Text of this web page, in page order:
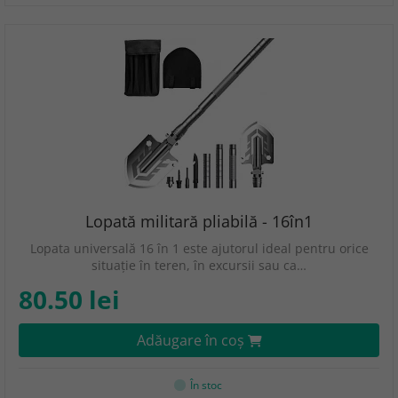
Lopată militară pliabilă - 16în1
Lopata universală 16 în 1 este ajutorul ideal pentru orice
situație în teren, în excursii sau ca…
80.50 lei
Adăugare în coş
În stoc